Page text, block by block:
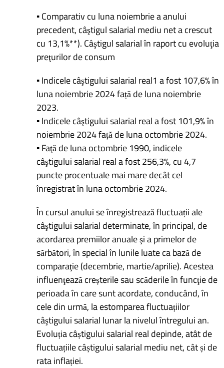
▪ Comparativ cu luna noiembrie a anului
precedent, câştigul salarial mediu net a crescut
cu 13,1%**). Câştigul salarial în raport cu evoluţia
preţurilor de consum
▪ Indicele câştigului salarial real1 a fost 107,6% în
luna noiembrie 2024 față de luna noiembrie
2023.
▪ Indicele câştigului salarial real a fost 101,9% în
noiembrie 2024 față de luna octombrie 2024.
▪ Faţă de luna octombrie 1990, indicele
câştigului salarial real a fost 256,3%, cu 4,7
puncte procentuale mai mare decât cel
înregistrat în luna octombrie 2024.
În cursul anului se înregistrează fluctuații ale
câştigului salarial determinate, în principal, de
acordarea premiilor anuale şi a primelor de
sărbători, în special în lunile luate ca bază de
comparaţie (decembrie, martie/aprilie). Acestea
influenţează creșterile sau scăderile în funcţie de
perioada în care sunt acordate, conducând, în
cele din urmă, la estomparea fluctuațiilor
câştigului salarial lunar la nivelul întregului an.
Evoluția câștigului salarial real depinde, atât de
fluctuațiile câștigului salarial mediu net, cât și de
rata inflației.